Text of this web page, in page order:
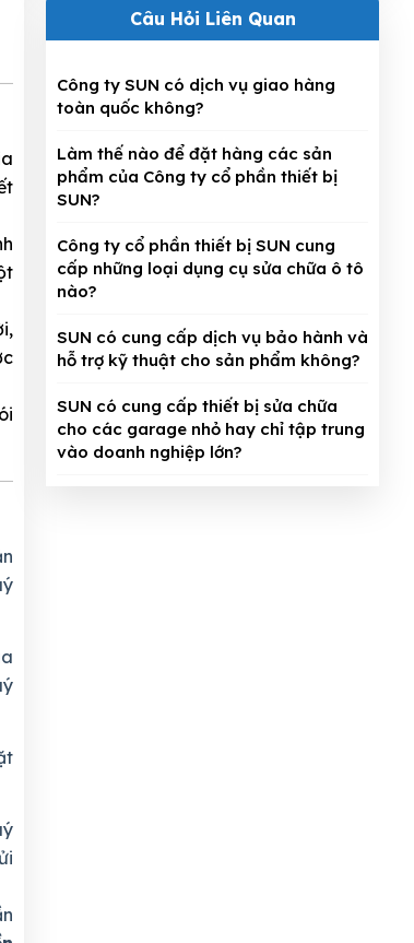
Câu Hỏi Liên Quan
Công ty SUN có dịch vụ giao hàng
toàn quốc không?
Làm thế nào để đặt hàng các sản
phẩm của Công ty cổ phần thiết bị
SUN?
Công ty cổ phần thiết bị SUN cung
cấp những loại dụng cụ sửa chữa ô tô
nào?
SUN có cung cấp dịch vụ bảo hành và
hỗ trợ kỹ thuật cho sản phẩm không?
SUN có cung cấp thiết bị sửa chữa
cho các garage nhỏ hay chỉ tập trung
vào doanh nghiệp lớn?